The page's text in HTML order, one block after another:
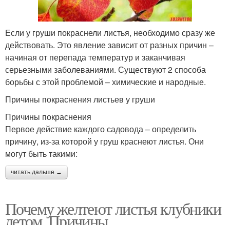
Если у груши покраснели листья, необходимо сразу же
действовать. Это явление зависит от разных причин –
начиная от перепада температур и заканчивая
серьезными заболеваниями. Существуют 2 способа
борьбы с этой проблемой – химические и народные.
Причины покраснения листьев у груши
Причины покраснения
Первое действие каждого садовода – определить
причину, из-за которой у груш краснеют листья. Они
могут быть такими:
читать дальше →
Почему желтеют листья клубники
летом. Причины